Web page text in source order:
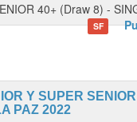
40+ (Draw 8) -
SF
Y SUPER SENIOR
PAZ 2022